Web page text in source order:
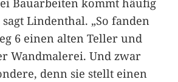
sagt Lindenthal. „So fanden
6 einen alten Teller und
Wandmalerei. Und zwar
denn sie stellt einen